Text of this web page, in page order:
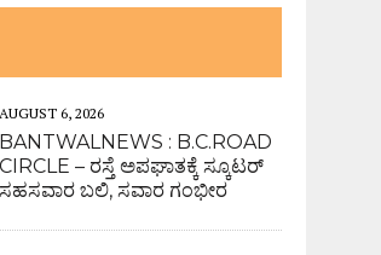
AUGUST 6, 2026
BANTWALNEWS : B.C.ROAD
CIRCLE – ರಸ್ತೆ ಅಪಘಾತಕ್ಕೆ ಸ್ಕೂಟರ್
ಸಹಸವಾರ ಬಲಿ, ಸವಾರ ಗಂಭೀರ